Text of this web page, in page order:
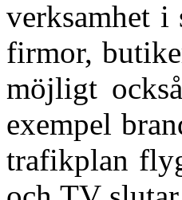
verksamhet
firmor,
möjligt
exempel
trafikplan